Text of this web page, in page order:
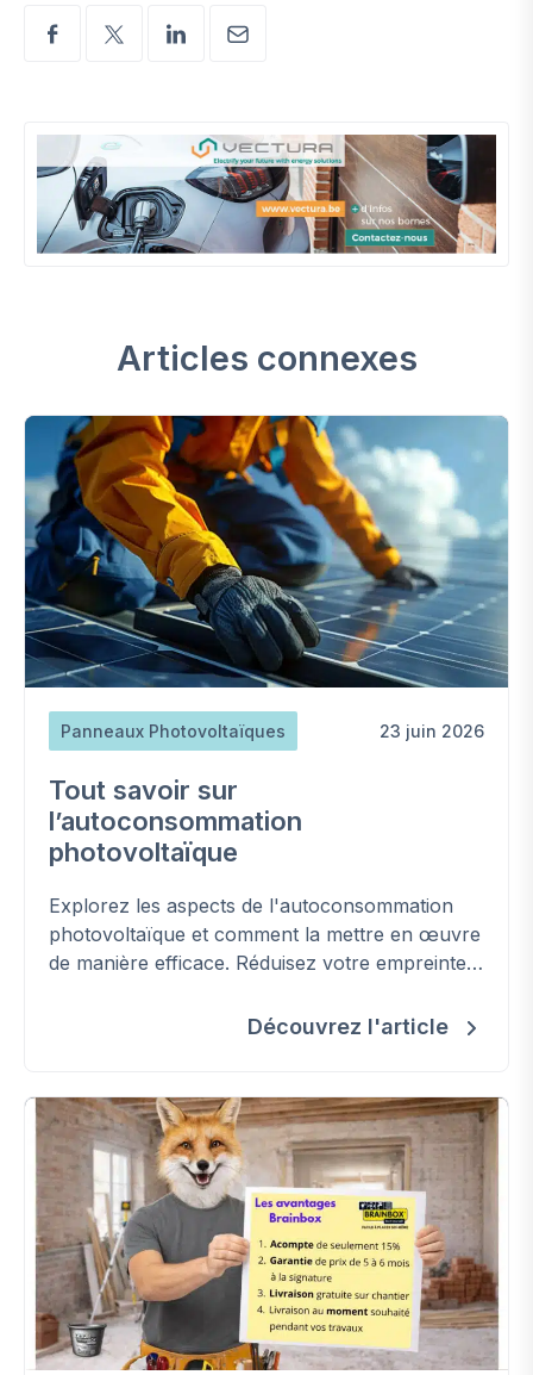
Articles connexes
Panneaux Photovoltaïques 23 juin 2026
Tout savoir sur
l’autoconsommation
photovoltaïque
Explorez les aspects de l'autoconsommation
photovoltaïque et comment la mettre en œuvre
de manière efficace. Réduisez votre empreinte
Découvrez l'article